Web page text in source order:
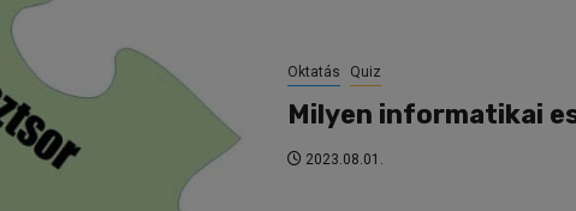
Oktatás Quiz
Milyen informatikai
2023.08.01.